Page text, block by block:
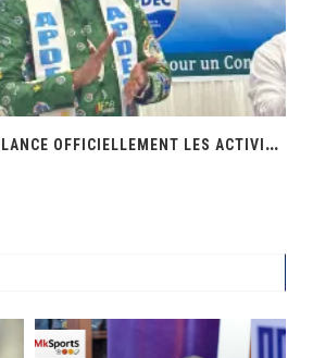
‎
STÉPHANE MIRUHO LANCE OFFICIELLEMENT LES ACTIVITÉS DE L’ÉCOLE DE SON PARTI APDEC